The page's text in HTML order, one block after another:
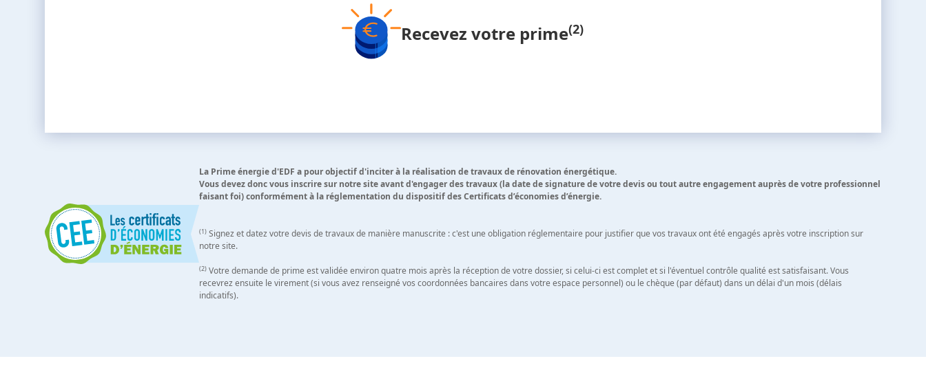
Recevez votre prime(2)
La Prime énergie d'EDF a pour objectif d'inciter à la réalisation de travaux de rénovation énergétique.
Vous devez donc vous inscrire sur notre site avant d'engager des travaux (la date de signature de votre devis ou tout autre engagement auprès de votre professionnel
faisant foi) conformément à la réglementation du dispositif des Certificats d’économies d’énergie.
(1) Signez et datez votre devis de travaux de manière manuscrite : c'est une obligation réglementaire pour justifier que vos travaux ont été engagés après votre inscription sur
notre site.
(2) Votre demande de prime est validée environ quatre mois après la réception de votre dossier, si celui-ci est complet et si l'éventuel contrôle qualité est satisfaisant. Vous
recevrez ensuite le virement (si vous avez renseigné vos coordonnées bancaires dans votre espace personnel) ou le chèque (par défaut) dans un délai d'un mois (délais
indicatifs).